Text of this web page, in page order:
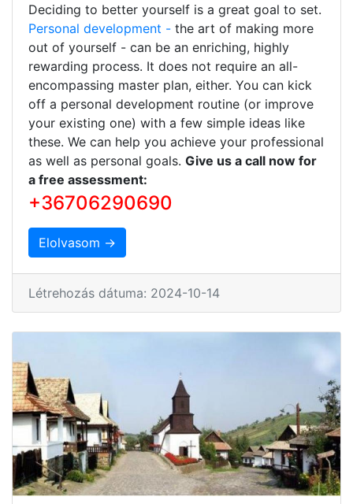
Deciding to better yourself is a great goal to set.
Personal development - the art of making more
out of yourself - can be an enriching, highly
rewarding process. It does not require an all-
encompassing master plan, either. You can kick
off a personal development routine (or improve
your existing one) with a few simple ideas like
these. We can help you achieve your professional
as well as personal goals. Give us a call now for
a free assessment:
+36706290690
Elolvasom →
Létrehozás dátuma: 2024-10-14